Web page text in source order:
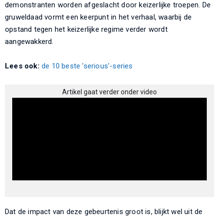
demonstranten worden afgeslacht door keizerlijke troepen. De
gruweldaad vormt een keerpunt in het verhaal, waarbij de
opstand tegen het keizerlijke regime verder wordt
aangewakkerd.
Lees ook: de 10 beste 'serious'-series
Artikel gaat verder onder video
Dat de impact van deze gebeurtenis groot is, blijkt wel uit de